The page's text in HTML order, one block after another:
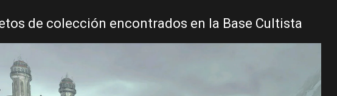
de colección encontrados en la Base Cultista